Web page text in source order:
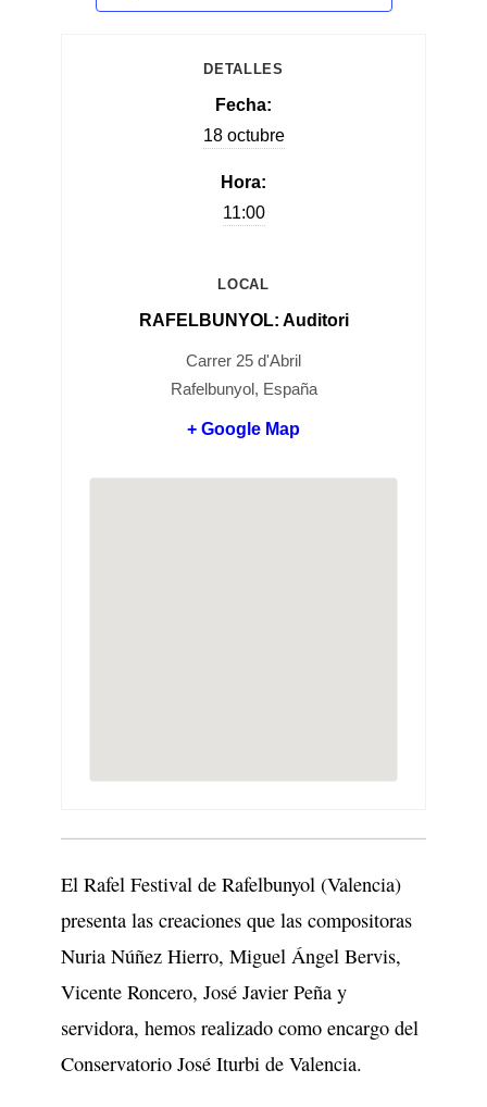
DETALLES
Fecha:
18 octubre
Hora:
11:00
LOCAL
RAFELBUNYOL: Auditori
Carrer 25 d'Abril
Rafelbunyol, España
+ Google Map
El Rafel Festival de Rafelbunyol (Valencia)
presenta las creaciones que las compositoras
Nuria Núñez Hierro, Miguel Ángel Bervis,
Vicente Roncero, José Javier Peña y
servidora, hemos realizado como encargo del
Conservatorio José Iturbi de Valencia.